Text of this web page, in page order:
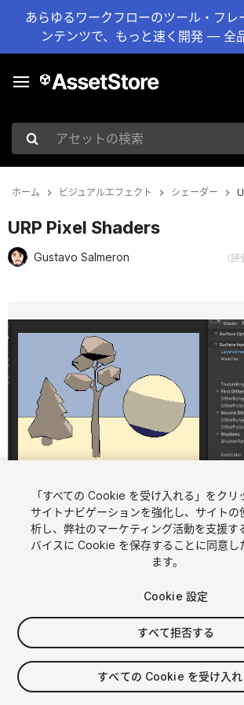
あらゆるワークフローのツール・フレ
ンテンツで、もっと速く開発 — 全
アセットの検索
ホーム ビジュアルエフェクト シェーダー
URP Pixel Shaders
Gustavo Salmeron （
1/ 10
$10
消費税は決済時に計算されます
「すべての Cookie を受け入れる」をクリ
サイトナビゲーションを強化し、サイトの
析し、弊社のマーケティング活動を支援す
バイスに Cookie を保存することに同意し
ます。
Cookie 設定
すべて拒否する
すべての Cookie を受け入れ